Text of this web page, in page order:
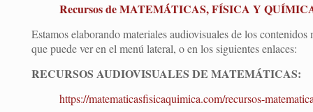
Recursos de MATEMÁTICAS, FÍSICA Y
Estamos elaborando materiales audiovisuales de los contenidos
que puede ver en el menú lateral, o en los siguientes enlaces:
RECURSOS AUDIOVISUALES DE MATEMÁTICAS:
https://matematicasfisicaquimica.com/recursos-